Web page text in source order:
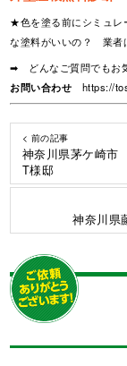
★色を塗る前にシミュ
な塗料がいいの？ 業者
➡ どんなご質問でもお
お問い合わせ
https://
< 前の記事
神奈川県茅ケ崎
T様邸
神奈川